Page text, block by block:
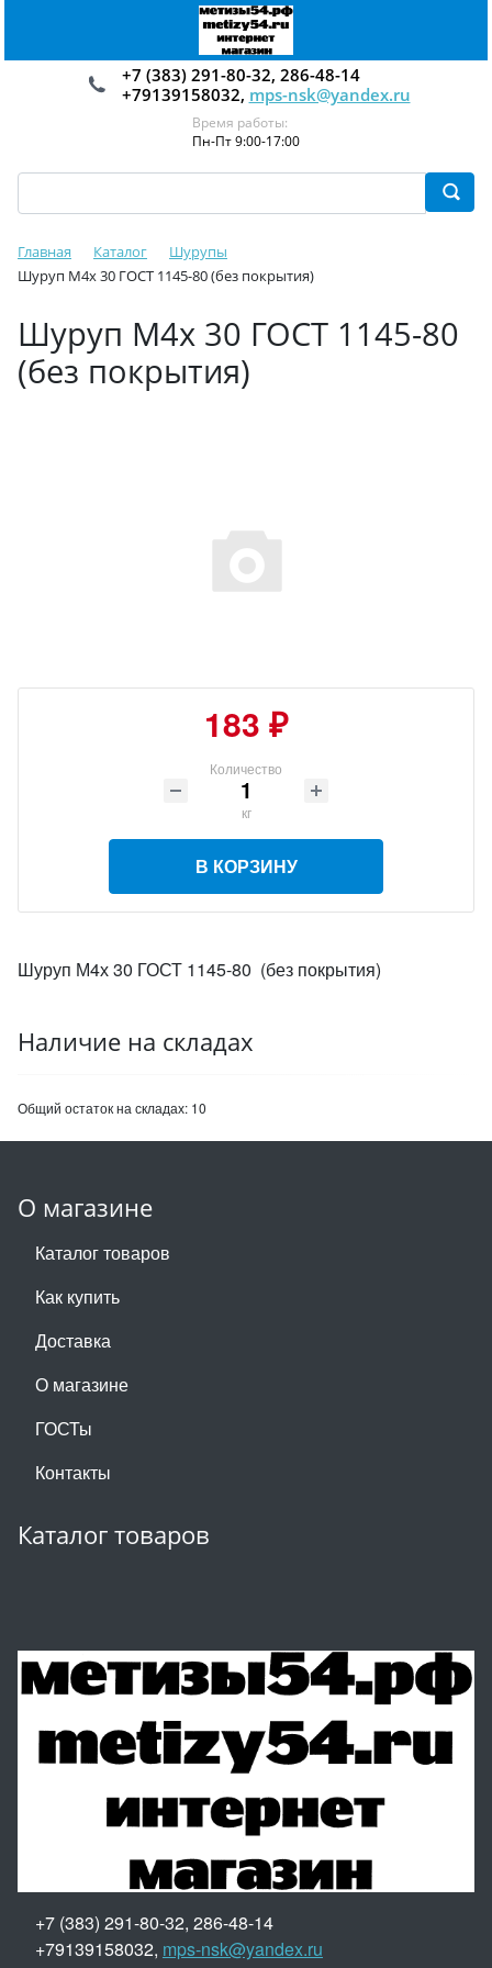
+7 (383) 291-80-32, 286-48-14
+79139158032, mps-nsk@yandex.ru
Время работы:
Пн-Пт 9:00-17:00
Главная Каталог
Шурупы
Шуруп М4х 30 ГОСТ 1145-80 (без покрытия)
Шуруп М4х 30 ГОСТ 1145-80
(без покрытия)
183 ₽
Количество
кг
В КОРЗИНУ
Шуруп М4х 30 ГОСТ 1145-80 (без покрытия)
Наличие на складах
Общий остаток на складах: 10
О магазине
Каталог товаров
Как купить
Доставка
О магазине
ГОСТы
Контакты
Каталог товаров
+7 (383) 291-80-32, 286-48-14
+79139158032, mps-nsk@yandex.ru